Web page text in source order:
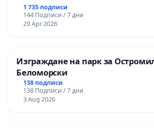
1 735 подписи
144 Подписи / 7 дни
29 Apr 2026
Изграждане на парк за
Беломорски
138 подписи
138 Подписи / 7 дни
3 Aug 2026